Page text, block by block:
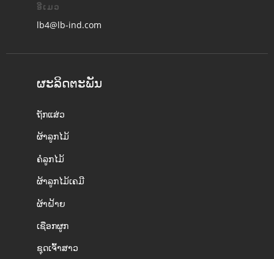
ອີເມວ
lb4@lb-ind.com
ຜະລິດຕະພັນ
ຖັກແສ່ວ
ຜ້າລູກໄມ້
ຄໍລູກໄມ້
ຜ້າລູກໄມ້ເຄມີ
ຜ້າຝ້າຍ
ເຊືອກຜູກ
ຊຸດເຈົ້າສາວ